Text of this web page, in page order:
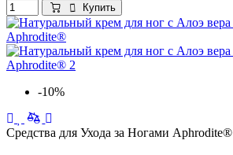
Купить
-10%
Средства для Ухода за Ногами Aphrodite®